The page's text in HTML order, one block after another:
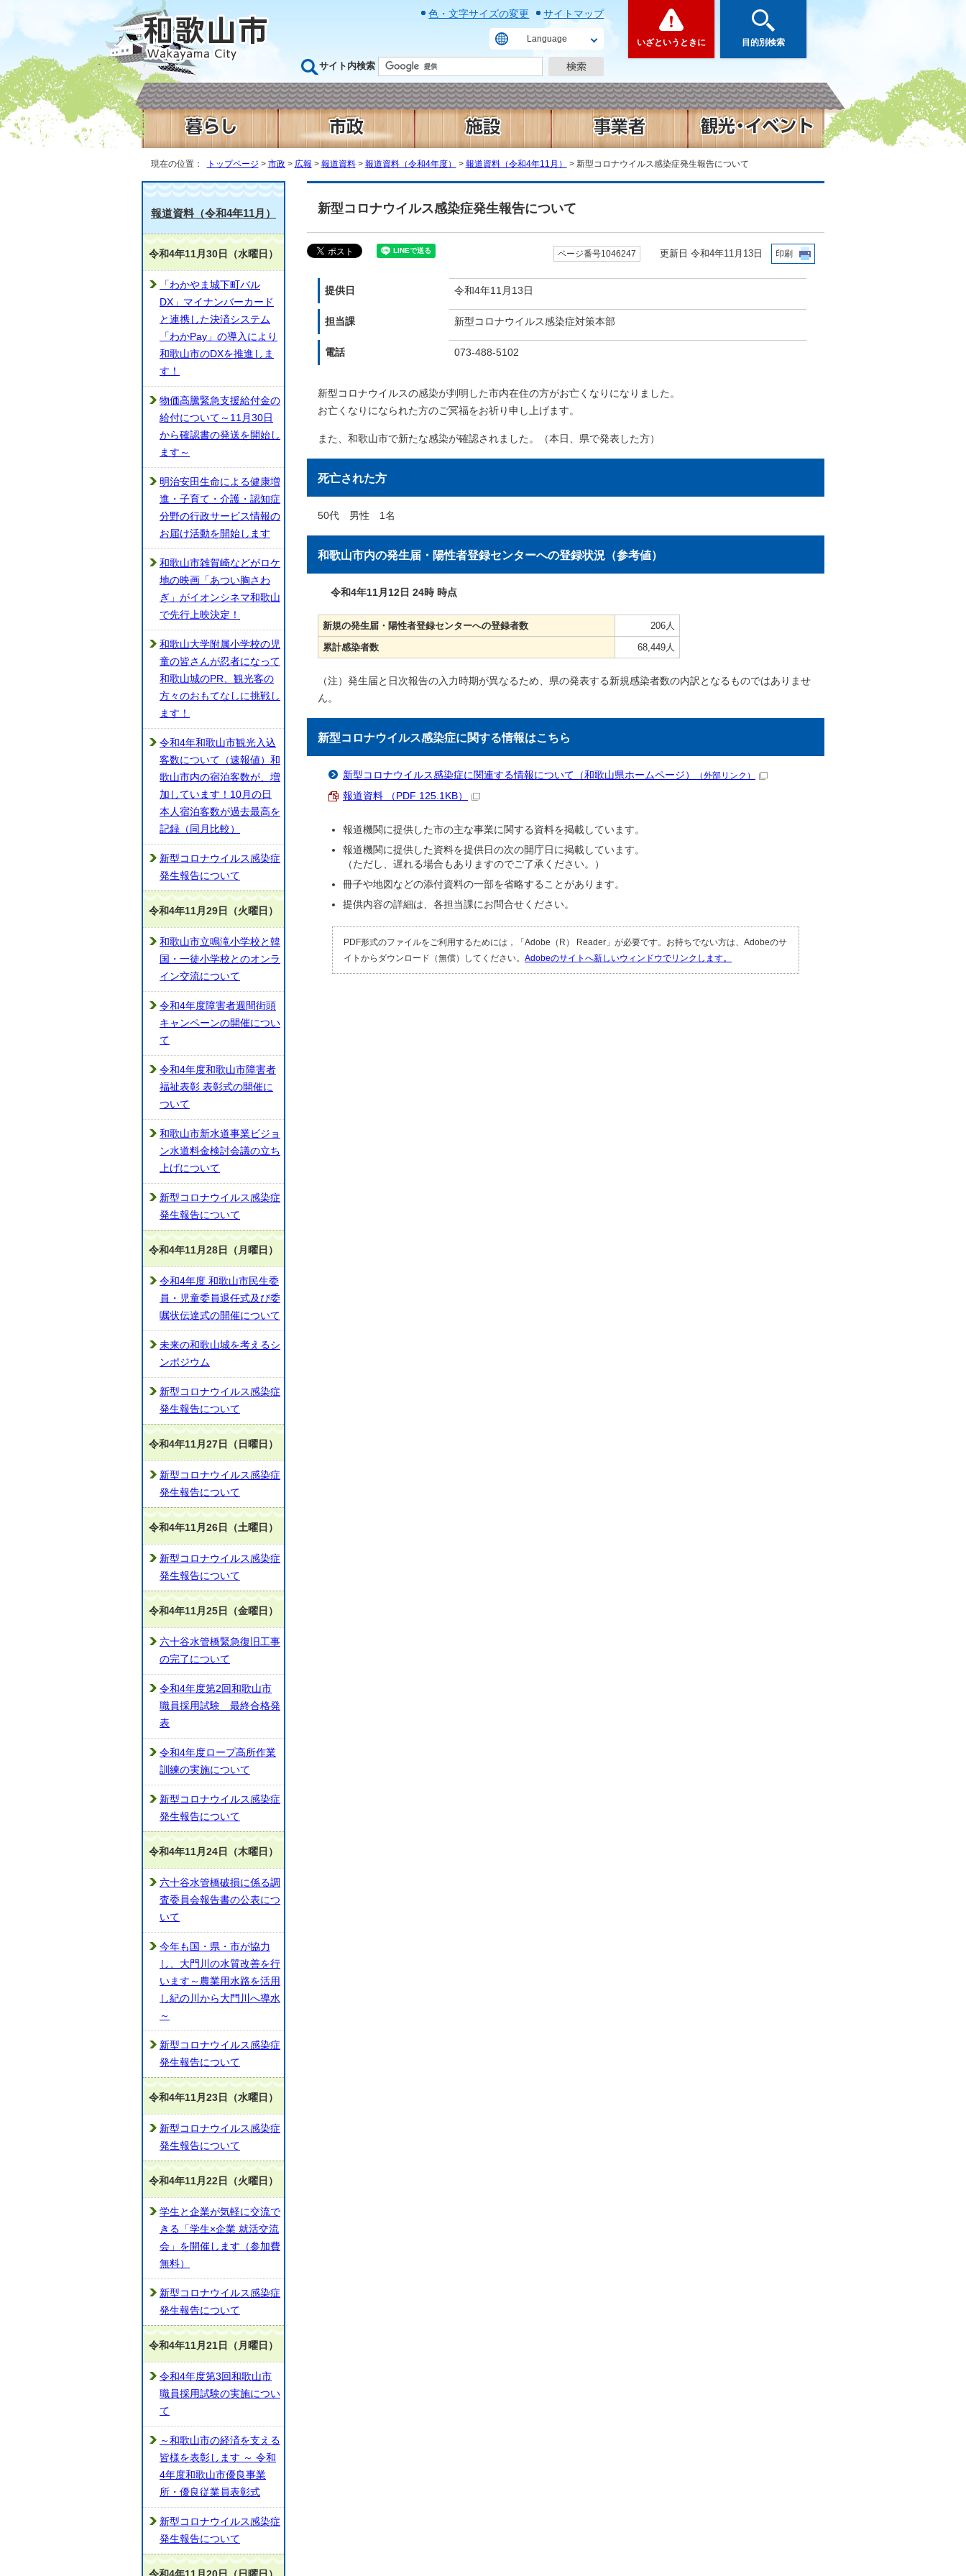
色・文字サイズの変更 サイトマップ
Language
サイト内検索
いざというときに 目的別検索
現在の位置： トップページ > 市政> 広報 > 報道資料> 報道資料（令和4年度） > 報道資料（令和4年11月） > 新型コロナウイルス感染症発生報告について
新型コロナウイルス感染症発生報告について
ページ番号1046247 更新日 令和4年11月13日 印刷
提供日 令和4年11月13日
担当課 新型コロナウイルス感染症対策本部
電話 073-488-5102
新型コロナウイルスの感染が判明した市内在住の方がお亡くなりになりました。
お亡くなりになられた方のご冥福をお祈り申し上げます。
また、和歌山市で新たな感染が確認されました。（本日、県で発表した方）
死亡された方
50代 男性 1名
和歌山市内の発生届・陽性者登録センターへの登録状況（参考値）
令和4年11月12日 24時 時点
新規の発生届・陽性者登録センターへの登録者数
206人
累計感染者数
68,449人
（注）発生届と日次報告の入力時期が異なるため、県の発表する新規感染者数の内訳となるものではありませ
ん。
新型コロナウイルス感染症に関する情報はこちら
新型コロナウイルス感染症に関連する情報について（和歌山県ホームページ） （外部リンク）
報道資料 （PDF 125.1KB）
報道機関に提供した市の主な事業に関する資料を掲載しています。
報道機関に提供した資料を提供日の次の開庁日に掲載しています。
（ただし、遅れる場合もありますのでご了承ください。）
冊子や地図などの添付資料の一部を省略することがあります。
提供内容の詳細は、各担当課にお問合せください。
PDF形式のファイルをご利用するためには，「Adobe（R） Reader」が必要です。お持ちでない方は、Adobeのサ
イトからダウンロード（無償）してください。 Adobeのサイトへ新しいウィンドウでリンクします。
報道資料（令和4年11月）
令和4年11月30日（水曜日）
「わかやま城下町バル
DX」マイナンバーカード
と連携した決済システム
「わかPay」の導入により
和歌山市のDXを推進しま
す！
物価高騰緊急支援給付金の
給付について～11月30日
から確認書の発送を開始し
ます～
明治安田生命による健康増
進・子育て・介護・認知症
分野の行政サービス情報の
お届け活動を開始します
和歌山市雑賀崎などがロケ
地の映画「あつい胸さわ
ぎ」がイオンシネマ和歌山
で先行上映決定！
和歌山大学附属小学校の児
童の皆さんが忍者になって
和歌山城のPR、観光客の
方々のおもてなしに挑戦し
ます！
令和4年和歌山市観光入込
客数について（速報値）和
歌山市内の宿泊客数が、増
加しています！10月の日
本人宿泊客数が過去最高を
記録（同月比較）
新型コロナウイルス感染症
発生報告について
令和4年11月29日（火曜日）
和歌山市立鳴滝小学校と韓
国・一徒小学校とのオンラ
イン交流について
令和4年度障害者週間街頭
キャンペーンの開催につい
て
令和4年度和歌山市障害者
福祉表彰 表彰式の開催に
ついて
和歌山市新水道事業ビジョ
ン水道料金検討会議の立ち
上げについて
新型コロナウイルス感染症
発生報告について
令和4年11月28日（月曜日）
令和4年度 和歌山市民生委
員・児童委員退任式及び委
嘱状伝達式の開催について
未来の和歌山城を考えるシ
ンポジウム
新型コロナウイルス感染症
発生報告について
令和4年11月27日（日曜日）
新型コロナウイルス感染症
発生報告について
令和4年11月26日（土曜日）
新型コロナウイルス感染症
発生報告について
令和4年11月25日（金曜日）
六十谷水管橋緊急復旧工事
の完了について
令和4年度第2回和歌山市
職員採用試験 最終合格発
表
令和4年度ロープ高所作業
訓練の実施について
新型コロナウイルス感染症
発生報告について
令和4年11月24日（木曜日）
六十谷水管橋破損に係る調
査委員会報告書の公表につ
いて
今年も国・県・市が協力
し、大門川の水質改善を行
います～農業用水路を活用
し紀の川から大門川へ導水
～
新型コロナウイルス感染症
発生報告について
令和4年11月23日（水曜日）
新型コロナウイルス感染症
発生報告について
令和4年11月22日（火曜日）
学生と企業が気軽に交流で
きる「学生×企業 就活交流
会」を開催します（参加費
無料）
新型コロナウイルス感染症
発生報告について
令和4年11月21日（月曜日）
令和4年度第3回和歌山市
職員採用試験の実施につい
て
～和歌山市の経済を支える
皆様を表彰します ～ 令和
4年度和歌山市優良事業
所・優良従業員表彰式
新型コロナウイルス感染症
発生報告について